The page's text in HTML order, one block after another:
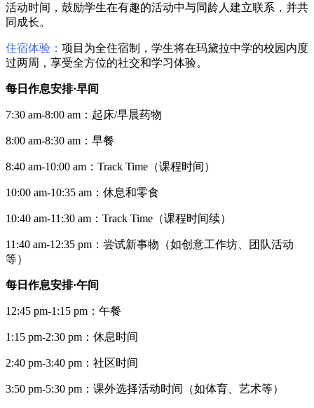
活动时间，鼓励学生在有趣的活动中与同龄人建立联系，并共
同成长。
住宿体验： 项目为全住宿制，学生将在玛黛拉中学的校园内度
过两周，享受全方位的社交和学习体验。
每日作息安排·早间
7:30 am-8:00 am：起床/早晨药物
8:00 am-8:30 am：早餐
8:40 am-10:00 am：Track Time（课程时间）
10:00 am-10:35 am：休息和零食
10:40 am-11:30 am：Track Time（课程时间续）
11:40 am-12:35 pm：尝试新事物（如创意工作坊、团队活动
等）
每日作息安排·午间
12:45 pm-1:15 pm：午餐
1:15 pm-2:30 pm：休息时间
2:40 pm-3:40 pm：社区时间
3:50 pm-5:30 pm：课外选择活动时间（如体育、艺术等）